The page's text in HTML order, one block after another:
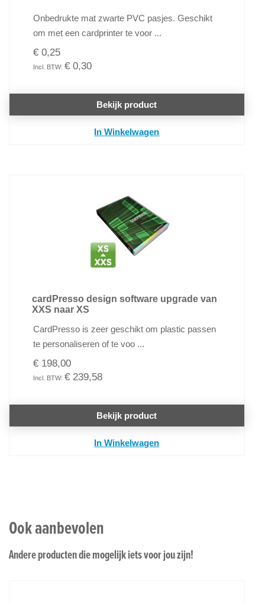
Onbedrukte mat zwarte PVC pasjes. Geschikt
om met een cardprinter te voor ...
€ 0,25
€ 0,30
Bekijk product
In Winkelwagen
cardPresso design software upgrade van
XXS naar XS
CardPresso is zeer geschikt om plastic passen
te personaliseren of te voo ...
€ 198,00
€ 239,58
Bekijk product
In Winkelwagen
Ook aanbevolen
Andere producten die mogelijk iets voor jou zijn!